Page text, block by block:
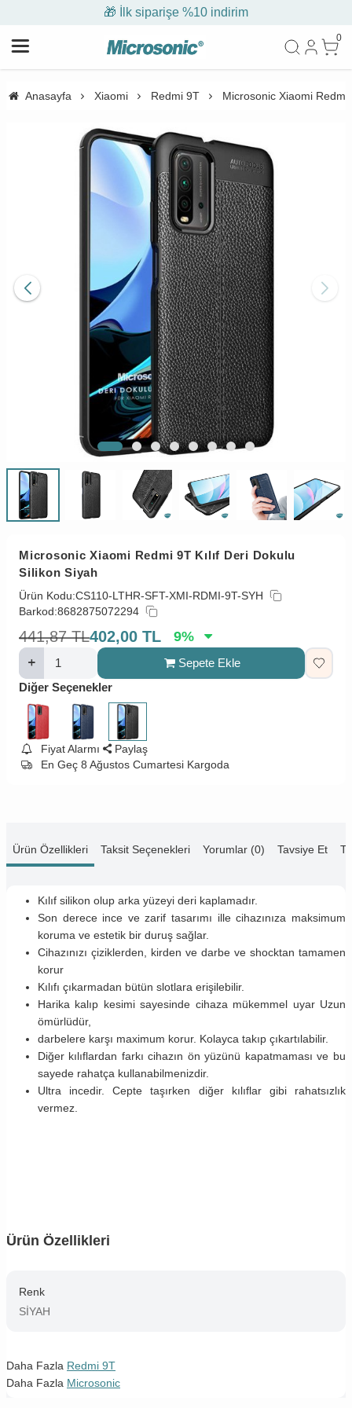
🎁 İlk siparişe %10 indirim
0
Anasayfa Xiaomi Redmi 9T Microsonic Xiaomi Redmi
Microsonic Xiaomi Redmi 9T Kılıf Deri Dokulu
Silikon Siyah
Ürün Kodu:CS110-LTHR-SFT-XMI-RDMI-9T-SYH
Barkod:8682875072294
441,87 TL402,00 TL 9%
Sepete Ekle
Diğer Seçenekler
Fiyat Alarmı
Paylaş
En Geç 8 Ağustos Cumartesi Kargoda
Ürün Özellikleri Taksit Seçenekleri Yorumlar (0) Tavsiye Et
Kılıf silikon olup arka yüzeyi deri kaplamadır.
Son derece ince ve zarif tasarımı ille cihazınıza maksimum
koruma ve estetik bir duruş sağlar.
Cihazınızı çiziklerden, kirden ve darbe ve shocktan tamamen
korur
Kılıfı çıkarmadan bütün slotlara erişilebilir.
Harika kalıp kesimi sayesinde cihaza mükemmel uyar Uzun
ömürlüdür,
darbelere karşı maximum korur. Kolayca takıp çıkartılabilir.
Diğer kılıflardan farkı cihazın ön yüzünü kapatmaması ve bu
sayede rahatça kullanabilmenizdir.
Ultra incedir. Cepte taşırken diğer kılıflar gibi rahatsızlık
vermez.
Ürün Özellikleri
Renk
SİYAH
Daha Fazla Redmi 9T
Daha Fazla Microsonic